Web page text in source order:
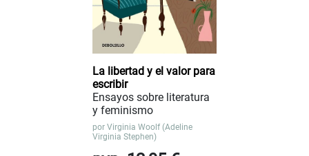
La libertad y el valor para
escribir
Ensayos sobre literatura
y feminismo
por Virginia Woolf (Adeline
Virginia Stephen)